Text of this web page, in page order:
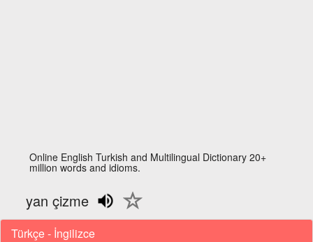
Online English Turkish and Multilingual Dictionary 20+
million words and idioms.
yan çizme
Türkçe - İngilizce